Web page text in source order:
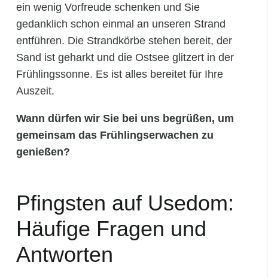
ein wenig Vorfreude schenken und Sie
gedanklich schon einmal an unseren Strand
entführen. Die Strandkörbe stehen bereit, der
Sand ist geharkt und die Ostsee glitzert in der
Frühlingssonne. Es ist alles bereitet für Ihre
Auszeit.
Wann dürfen wir Sie bei uns begrüßen, um
gemeinsam das Frühlingserwachen zu
genießen?
Pfingsten auf Usedom:
Häufige Fragen und
Antworten